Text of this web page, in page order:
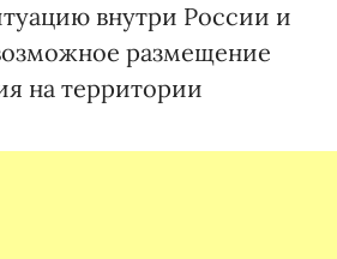
внутри России и
размещение
на территории